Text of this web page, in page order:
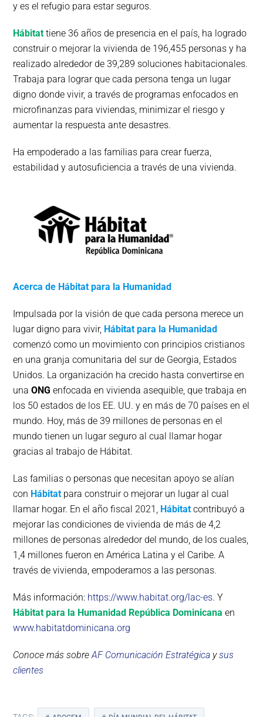
y es el refugio para estar seguros.
Hábitattiene 36 años de presencia en el país, ha logrado
construir o mejorar la vivienda de 196,455 personas y ha
realizado alrededor de 39,289 soluciones habitacionales.
Trabaja para lograr que cada persona tenga un lugar
digno donde vivir, a través de programas enfocados en
microfinanzas para viviendas, minimizar el riesgo y
aumentar la respuesta ante desastres.
Ha empoderado a las familias para crear fuerza,
estabilidad y autosuficiencia a través de una vivienda.
Acerca de Hábitat para la Humanidad
Impulsada por la visión de que cada persona merece un
lugar digno para vivir, Hábitat para la Humanidad
comenzó como un movimiento con principios cristianos
en una granja comunitaria del sur de Georgia, Estados
Unidos. La organización ha crecido hasta convertirse en
unaONGenfocada en vivienda asequible, que trabaja en
los 50 estados de los EE. UU. y en más de 70 países en el
mundo. Hoy, más de 39 millones de personas en el
mundo tienen un lugar seguro al cual llamar hogar
gracias al trabajo de Hábitat.
Las familias o personas que necesitan apoyo se alían
con Hábitat para construir o mejorar un lugar al cual
llamar hogar. En el año fiscal 2021, Hábitatcontribuyó a
mejorar las condiciones de vivienda de más de 4,2
millones de personas alrededor del mundo, de los cuales,
1,4 millones fueron en América Latina y el Caribe. A
través de vivienda, empoderamos a las personas.
Más información: https://www.habitat.org/lac-es. Y
Hábitat para la Humanidad República Dominicana en
www.habitatdominicana.org
Conoce más sobreAF Comunicación Estratégica ysus
clientes